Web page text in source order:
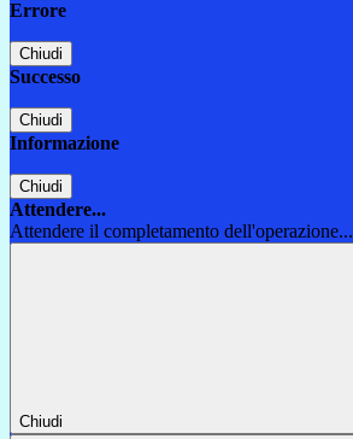
Errore
Chiudi
Successo
Chiudi
Informazione
Chiudi
Attendere...
Attendere il completamento dell'operazione...
Chiudi